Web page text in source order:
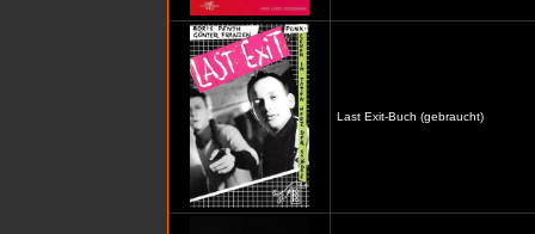
Last Exit-Buch (gebraucht)